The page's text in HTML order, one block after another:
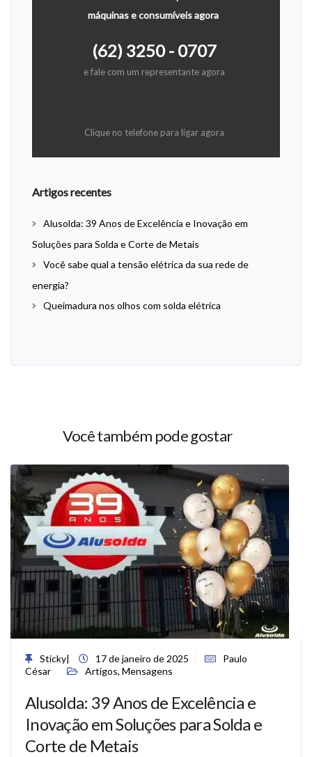
máquinas e consumíveis agora
(62) 3250 - 0707
e fale com um representante agora
Clique no telefone para ligar agora
Artigos recentes
Alusolda: 39 Anos de Excelência e Inovação em
Soluções para Solda e Corte de Metais
Você sabe qual a tensão elétrica da sua rede de
energia?
Queimadura nos olhos com solda elétrica
Você também pode gostar
Sticky| 17 de janeiro de 2025
Paulo
César
Artigos, Mensagens
Alusolda: 39 Anos de Excelência e
Inovação em Soluções para Solda e
Corte de Metais